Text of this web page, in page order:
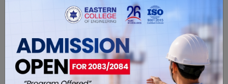
सम्बंधित खबरहरु